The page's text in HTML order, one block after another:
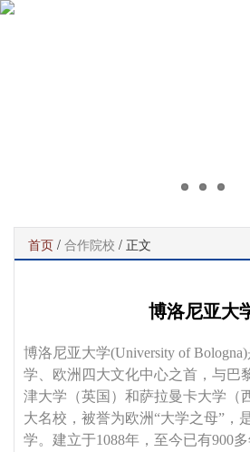
首页 / 合作院校 / 正文
博洛尼亚大
博洛尼亚大学(University of
学、欧洲四大文化中心之首，与巴
津大学（英国）和萨拉曼卡大学（
大名校，被誉为欧洲“大学之母”，
学。建立于1088年，至今已有900